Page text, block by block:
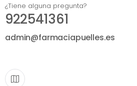
¿Tiene alguna pregunta?
922541361
admin@farmaciapuelles.es